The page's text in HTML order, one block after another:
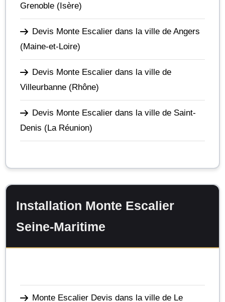
Grenoble (Isère)
Devis Monte Escalier dans la ville de Angers
(Maine-et-Loire)
Devis Monte Escalier dans la ville de
Villeurbanne (Rhône)
Devis Monte Escalier dans la ville de Saint-
Denis (La Réunion)
Installation Monte Escalier
Seine-Maritime
Monte Escalier Devis dans la ville de Le